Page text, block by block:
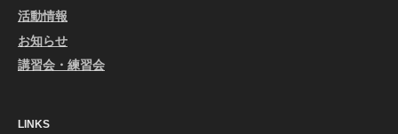
活動情報
お知らせ
講習会・練習会
LINKS